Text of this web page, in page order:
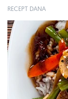
RECEPT DANA